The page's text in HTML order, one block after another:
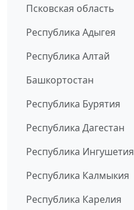
Псковская область
Республика Адыгея
Республика Алтай
Башкортостан
Республика Бурятия
Республика Дагестан
Республика Ингушетия
Республика Калмыкия
Республика Карелия